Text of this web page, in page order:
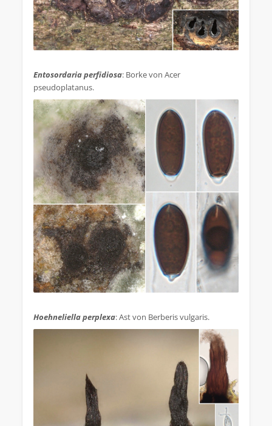
Entosordaria perfidiosa: Borke von Acer
pseudoplatanus.
Hoehneliella perplexa: Ast von Berberis vulgaris.